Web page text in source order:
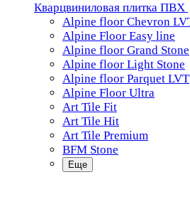
Кварцвиниловая плитка ПВХ
Alpine floor Chevron
Alpine Floor Easy line
Alpine floor Grand Stone
Alpine floor Light Stone
Alpine floor Parquet LVT
Alpine Floor Ultra
Art Tile Fit
Art Tile Hit
Art Tile Premium
BFM Stone
Еще